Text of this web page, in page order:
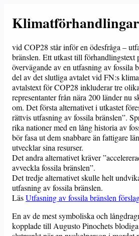
vid COP28 står inför en ödesfråga –
bränslen. Ett utkast till förhandlingstext
övervägande av en utfasning av fossila
del av det slutliga avtalet vid FN:s
avtalstext för COP28 inkluderar tre
representanter från nära 200 länder nu
om. Det första alternativet i utkastet
rättvis utfasning av fossila bränslen”.
rika nationer med en lång historia av
bör fasa ut dem snabbare än fattigare
utvecklar sina resurser.
Det andra alternativet kräver
avveckla fossila bränslen”.
Det tredje alternativet skulle helt
utfasning av fossila bränslen.
LäsUtfasning av fossila bränslen
En av de mest symboliska och
kopplade till Augusto Pinochets